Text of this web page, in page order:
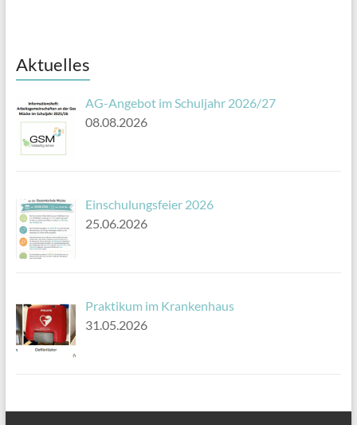
Aktuelles
AG-Angebot im Schuljahr 2026/27
08.08.2026
Einschulungsfeier 2026
25.06.2026
Praktikum im Krankenhaus
31.05.2026